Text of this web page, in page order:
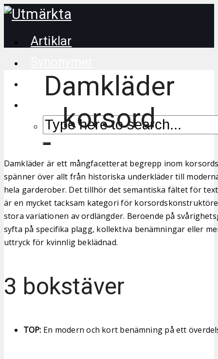
Artiklar
Korsordstips
Damkläder
korsord
Damkläder är ett mångfacetterat begrepp inom
spänner över allt från historiska underkläder till
hela garderober. Det tillhör det semantiska fältet för
är en mycket tacksam kategori för
stora variationen av ordlängder. Beroende på
syfta på specifika plagg, kollektiva benämningar eller
uttryck för kvinnlig beklädnad.
3 bokstäver
TOP: En modern och kort benämning på ett